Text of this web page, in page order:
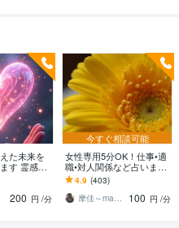
た未来を
す 霊感霊
で今の流
み解きま
200 円 /分
今すぐ相談可能
女性専用5分OK！仕事•適
職•対人関係など占います
★前向きな気持ちに繋が
るお手伝いを。心のまま
お話しくださいね
4.9 (403)
摩佳～maka～
100 円 /分